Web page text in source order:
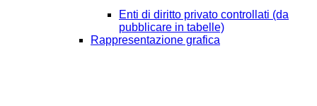
Enti di diritto privato controllati (da
pubblicare in tabelle)
Rappresentazione grafica